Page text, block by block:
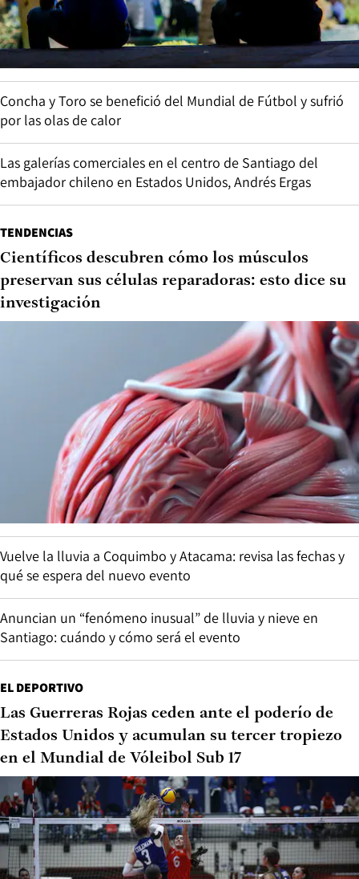
Concha y Toro se benefició del Mundial de Fútbol y sufrió
por las olas de calor
Las galerías comerciales en el centro de Santiago del
embajador chileno en Estados Unidos, Andrés Ergas
TENDENCIAS
Científicos descubren cómo los músculos
preservan sus células reparadoras: esto dice su
investigación
Vuelve la lluvia a Coquimbo y Atacama: revisa las fechas y
qué se espera del nuevo evento
Anuncian un “fenómeno inusual” de lluvia y nieve en
Santiago: cuándo y cómo será el evento
EL DEPORTIVO
Las Guerreras Rojas ceden ante el poderío de
Estados Unidos y acumulan su tercer tropiezo
en el Mundial de Vóleibol Sub 17